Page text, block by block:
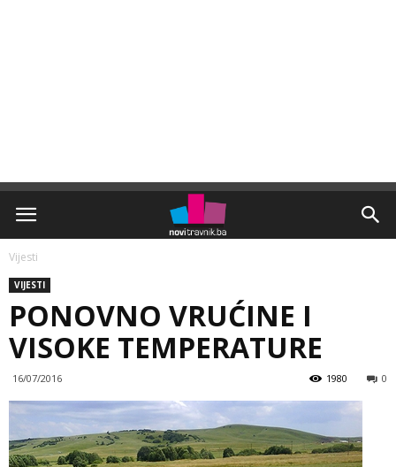
Vijesti
VIJESTI
PONOVNO VRUĆINE I
VISOKE TEMPERATURE
16/07/2016 0
1980